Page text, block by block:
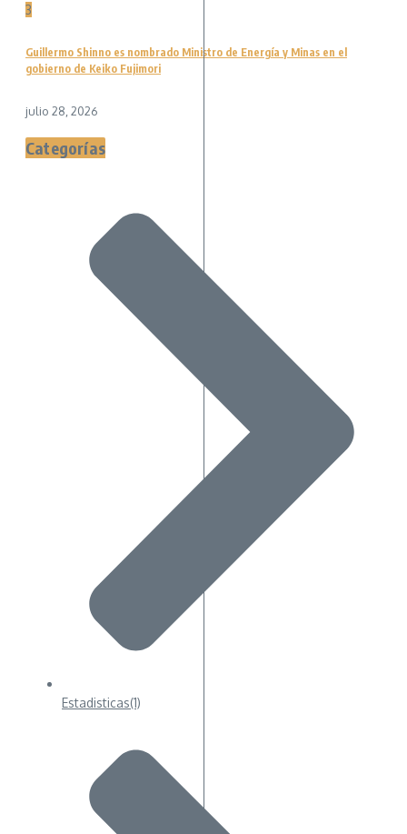
3
Guillermo Shinno es nombrado Ministro de Energía y Minas en el
gobierno de Keiko Fujimori
julio 28, 2026
Categorías
Estadisticas(1)